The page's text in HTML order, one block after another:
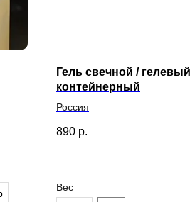
Гель свечной /
контейнерный
Россия
890 р.
Вес